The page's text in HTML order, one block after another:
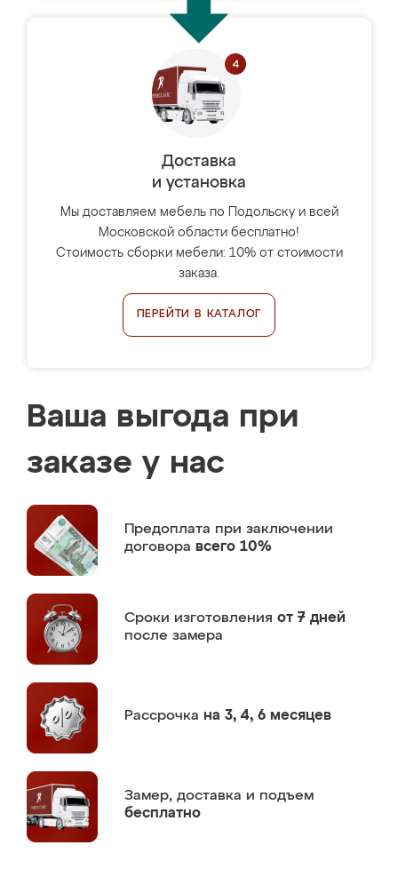
Доставка
и установка
Мы доставляем мебель по Подольску и всей
Московской области бесплатно!
Стоимость сборки мебели: 10% от стоимости
заказа.
ПЕРЕЙТИ В КАТАЛОГ
Ваша выгода при
заказе у нас
Предоплата при заключении
договора всего 10%
Сроки изготовления от 7 дней
после замера
Рассрочка на 3, 4, 6 месяцев
Замер, доставка и подъем
бесплатно